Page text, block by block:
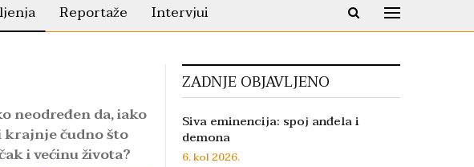
Reportaže Intervjui
neodređen da, iako
krajnje čudno što
i većinu života?
ZADNJE OBJAVLJENO
Siva eminencija: spoj anđela i
demona
6. kol 2026.